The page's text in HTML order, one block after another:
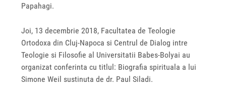
Papahagi.
Joi, 13 decembrie 2018, Facultatea de Teologie
Ortodoxa din Cluj-Napoca si Centrul de Dialog intre
Teologie si Filosofie al Universitatii Babes-Bolyai au
organizat conferinta cu titlul: Biografia spirituala a lui
Simone Weil sustinuta de dr. Paul Siladi.